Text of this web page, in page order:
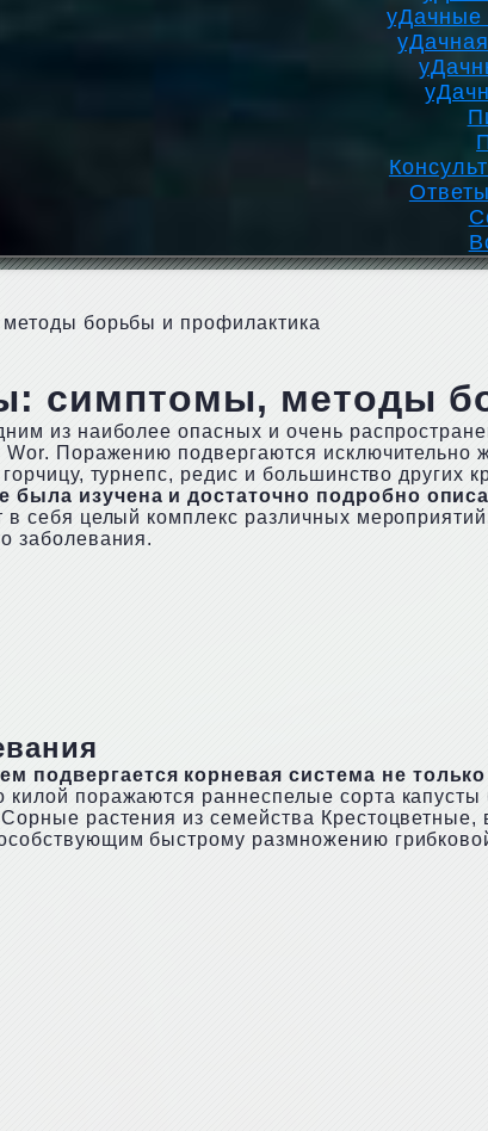
уДачные
борьбы и профилактика
симптомы, методы
из наиболее опасных и очень
Поражению подвергаются исключительно
турнепс, редис и большинство других
была изучена и достаточно подробно
в себя целый комплекс различных
заболевания.
подвергается корневая система не
килой поражаются раннеспелые сорта
растения из семейства
быстрому размножению